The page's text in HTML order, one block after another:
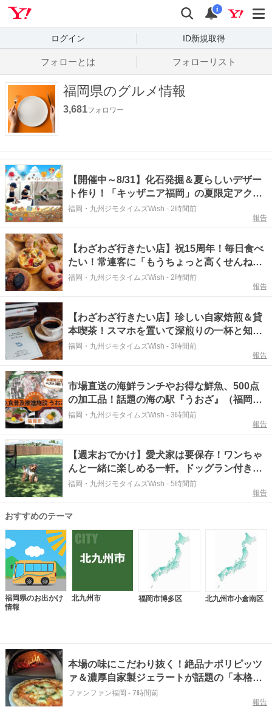
検索
通知
i
ログイン ID新規取得
フォローとは フォローリスト
福岡県のグルメ情報
3,681フォロワー
【開催中～8/31】化石発掘＆夏らしいデザー
ト作り！「キッザニア福岡」の夏限定アクテ
ィビティが熱い‼（福岡市博多区）
福岡・九州ジモタイムズWish - 2時間前
報告
【わざわざ行きたい店】祝15周年！毎日食べ
たい！常連客に「もうちょっと高くせんね」
と言われる名物パン屋！パンと雑貨とおいし
いもの『ニコパン』（福岡・大木町）【まち
福岡・九州ジモタイムズWish - 2時間前
報告
【わざわざ行きたい店】珍しい自家焙煎＆貸
本喫茶！スマホを置いて深煎りの一杯と知ら
ない一冊を味わう贅沢な時間『たみえる珈琲
店／貸本 利文庫』（福岡・大木町）【まち歩
福岡・九州ジモタイムズWish - 3時間前
報告
市場直送の海鮮ランチやお得な鮮魚、500点
の加工品！話題の海の駅『うおざ』（福岡
市・長浜）【ふるさとWish】
福岡・九州ジモタイムズWish - 3時間前
報告
【週末おでかけ】愛犬家は要保存！ワンちゃ
んと一緒に楽しめる一軒。ドッグラン付きカ
フェ＆ペット同伴居酒屋『想咲ダイニング
福岡・九州ジモタイムズWish - 5時間前
報告
おすすめのテーマ
福岡県のお出かけ
情報
北九州市 福岡市博多区 北九州市小倉南区
本場の味にこだわり抜く！絶品ナポリピッツ
ァ＆濃厚自家製ジェラートが話題の「本格イ
タリアン」（福岡県飯塚市）
ファンファン福岡 - 7時間前
報告